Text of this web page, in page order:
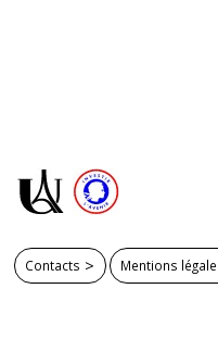
Contacts Mentions